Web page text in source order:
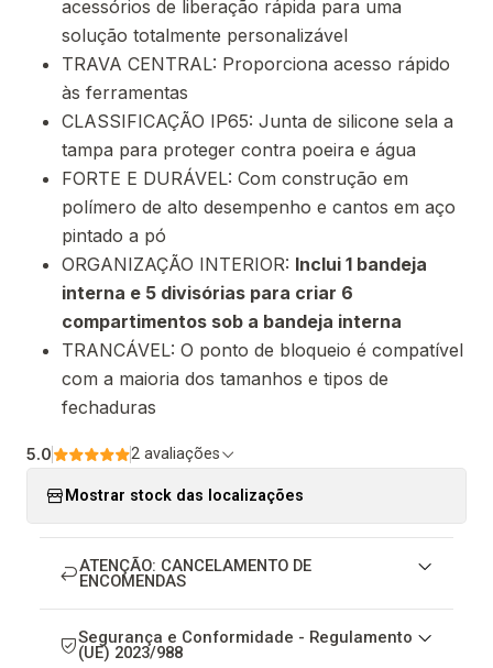
acessórios de liberação rápida para uma
solução totalmente personalizável
TRAVA CENTRAL: Proporciona acesso rápido
às ferramentas
CLASSIFICAÇÃO IP65: Junta de silicone sela a
tampa para proteger contra poeira e água
FORTE E DURÁVEL: Com construção em
polímero de alto desempenho e cantos em aço
pintado a pó
ORGANIZAÇÃO INTERIOR: Inclui 1 bandeja
interna e 5 divisórias para criar 6
compartimentos sob a bandeja interna
TRANCÁVEL: O ponto de bloqueio é compatível
com a maioria dos tamanhos e tipos de
fechaduras
5.0 2 avaliações
Mostrar stock das localizações
ATENÇÃO: CANCELAMENTO DE
ENCOMENDAS
Segurança e Conformidade - Regulamento
(UE) 2023/988